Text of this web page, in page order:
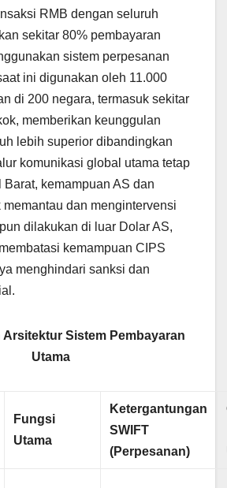
RMB dengan seluruh
sekitar 80% pembayaran
sistem perpesanan
ini digunakan oleh 11.000
di 200 negara, termasuk sekitar
memberikan keunggulan
lebih superior dibandingkan
komunikasi global utama tetap
kemampuan AS dan
dan mengintervensi
dilakukan di luar Dolar AS,
kemampuan CIPS
menghindari sanksi dan
Arsitektur Sistem Pembayaran
Utama
Fungsi
Utama
Ketergantungan
SWIFT
(Perpesanan)